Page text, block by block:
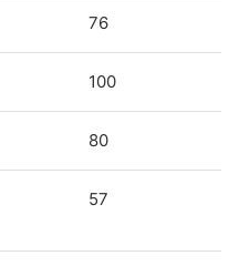
76
100
80
57